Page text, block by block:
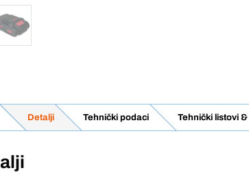
Detalji Tehnički podaci Tehnički listovi